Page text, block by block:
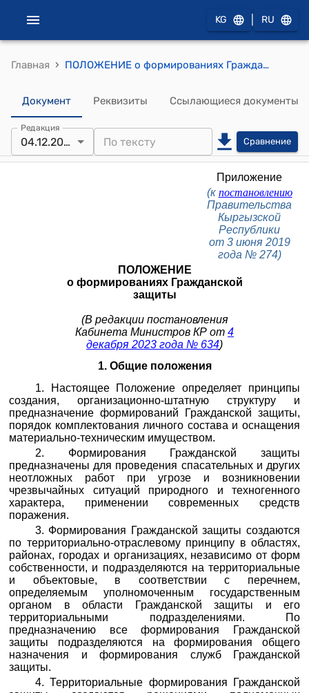
KG RU
Главная › ПОЛОЖЕНИЕ о формированиях Гражданской защиты (к постановлению Прави- тельства КР от 3 июня 2019 года N 274)
Документ Реквизиты Ссылающиеся документы
Редакция
04.12.2023 Сравнение